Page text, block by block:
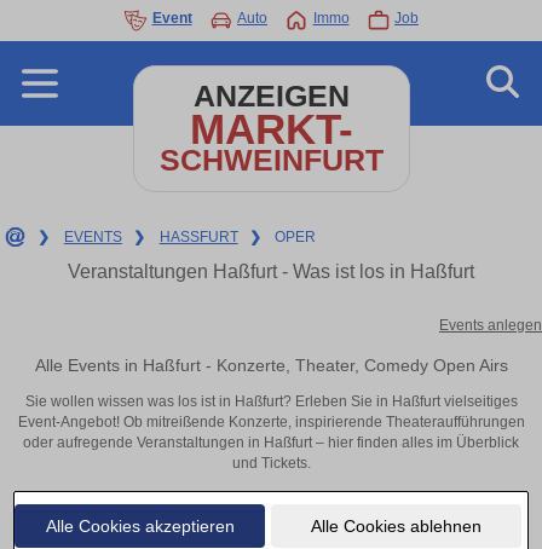
Alle Cookies akzeptieren Alle Cookies ablehnen
Event Auto Immo Job
ANZEIGEN
MARKT-
SCHWEINFURT
❯ EVENTS ❯ HASSFURT ❯ OPER
Veranstaltungen Haßfurt - Was ist los in Haßfurt
Events anlegen
Alle Events in Haßfurt - Konzerte, Theater, Comedy Open Airs
Sie wollen wissen was los ist in Haßfurt? Erleben Sie in Haßfurt vielseitiges
Event-Angebot! Ob mitreißende Konzerte, inspirierende Theateraufführungen
oder aufregende Veranstaltungen in Haßfurt – hier finden alles im Überblick
und Tickets.